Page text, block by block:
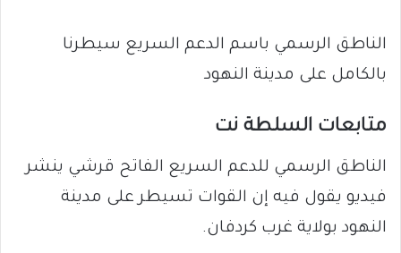
الناطق الرسمي باسم الدعم السريع سيطرنا
بالكامل على مدينة النهود
متابعات السلطة نت
الناطق الرسمي للدعم السريع الفاتح قرشي ينشر
فيديو يقول فيه إن القوات تسيطر على مدينة
النهود بولاية غرب كردفان.